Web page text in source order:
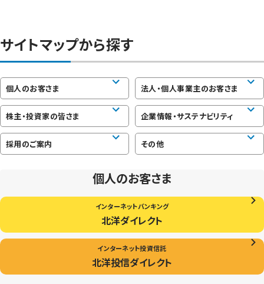
サイトマップから探す
個人のお客さま 法人・個人事業主のお客さま
株主・投資家の皆さま 企業情報・サステナビリティ
採用のご案内 その他
個人のお客さま
インターネットバンキング
北洋ダイレクト
インターネット投資信託
北洋投信ダイレクト